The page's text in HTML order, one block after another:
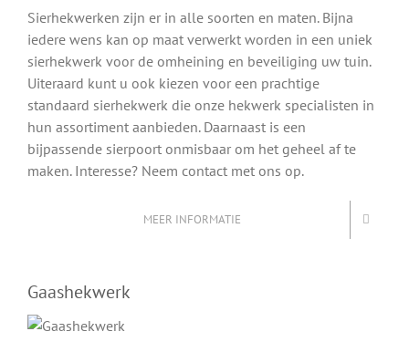
Sierhekwerken zijn er in alle soorten en maten. Bijna
iedere wens kan op maat verwerkt worden in een uniek
sierhekwerk voor de omheining en beveiliging uw tuin.
Uiteraard kunt u ook kiezen voor een prachtige
standaard sierhekwerk die onze hekwerk specialisten in
hun assortiment aanbieden. Daarnaast is een
bijpassende sierpoort onmisbaar om het geheel af te
maken. Interesse? Neem contact met ons op.
MEER INFORMATIE
Gaashekwerk